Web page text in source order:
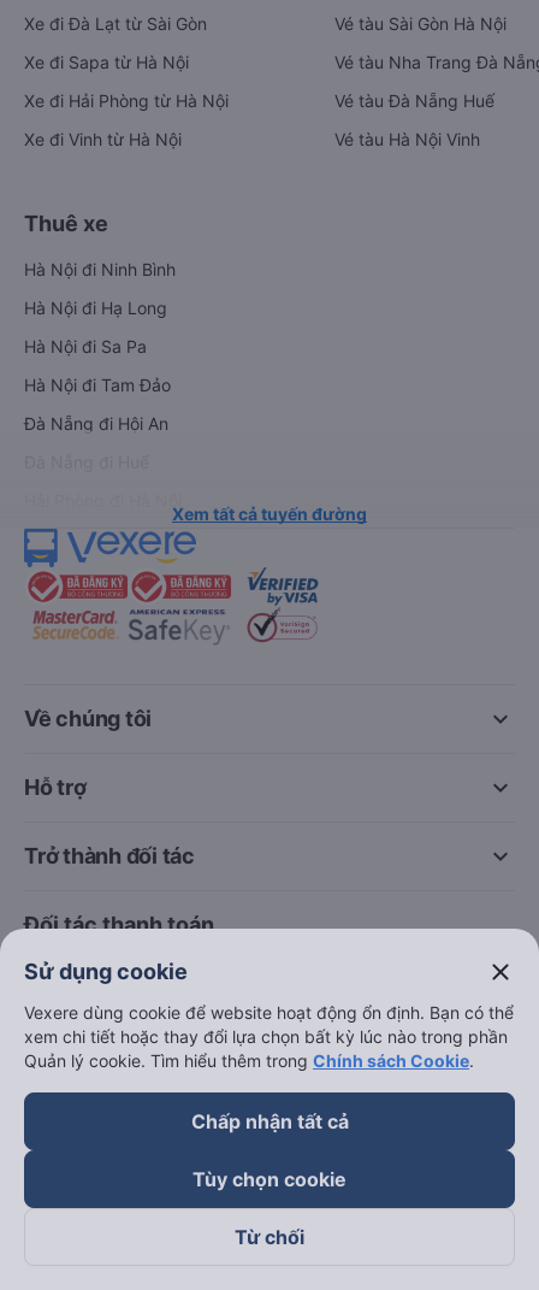
Xe đi Đà Lạt từ Sài Gòn
Xe đi Sapa từ Hà Nội
Xe đi Hải Phòng từ Hà Nội
Xe đi Vinh từ Hà Nội
Vé tàu Sài Gòn Hà Nội
Vé tàu Nha Trang Đà
Vé tàu Đà Nẵng Huế
Vé tàu Hà Nội Vinh
Thuê xe
Hà Nội đi Ninh Bình
Hà Nội đi Hạ Long
Hà Nội đi Sa Pa
Hà Nội đi Tam Đảo
Đà Nẵng đi Hội An
Xem tất cả tuyến đường
keyboard_arrow_down
Về chúng tôi
keyboard_arrow_down
Hỗ trợ
keyboard_arrow_down
Trở thành đối tác
Đối tác thanh toán
Sử dụng cookie
close
Vexere dùng cookie để website hoạt động ổn định. Bạn có thể
xem chi tiết hoặc thay đổi lựa chọn bất kỳ lúc nào trong phần
Quản lý cookie. Tìm hiểu thêm trong Chính sách Cookie.
Chấp nhận tất cả
Tùy chọn cookie
Từ chối